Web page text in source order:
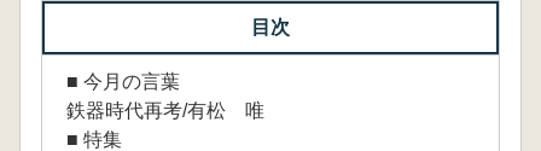
目次
■ 今月の言葉
鉄器時代再考/有松 唯
■ 特集